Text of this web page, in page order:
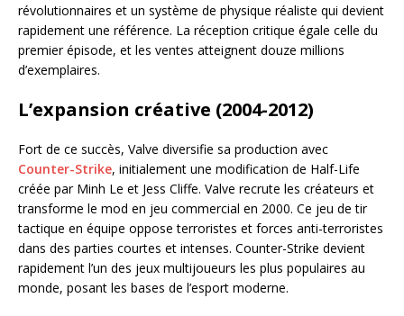
révolutionnaires et un système de physique réaliste qui devient
rapidement une référence. La réception critique égale celle du
premier épisode, et les ventes atteignent douze millions
d’exemplaires.
L’expansion créative (2004-2012)
Fort de ce succès, Valve diversifie sa production avec
Counter-Strike, initialement une modification de Half-Life
créée par Minh Le et Jess Cliffe. Valve recrute les créateurs et
transforme le mod en jeu commercial en 2000. Ce jeu de tir
tactique en équipe oppose terroristes et forces anti-terroristes
dans des parties courtes et intenses. Counter-Strike devient
rapidement l’un des jeux multijoueurs les plus populaires au
monde, posant les bases de l’esport moderne.